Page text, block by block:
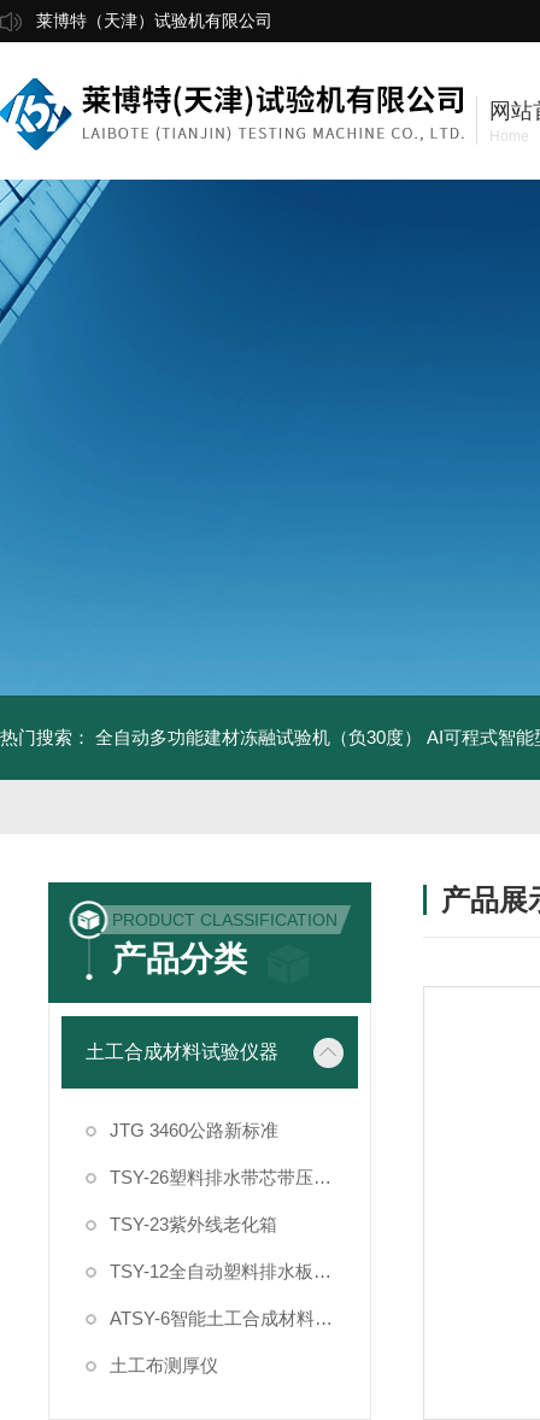
莱博特（天津）试验机有限公司
网站
Home
热门搜索： 全自动多功能建材冻融试验机（负30度） AI可程式智能
PRODUCT CLASSIFICATION
产品分类
土工合成材料试验仪器
JTG 3460公路新标准
TSY-26塑料排水带芯带压屈强度试验机
TSY-23紫外线老化箱
TSY-12全自动塑料排水板纵向通水量测定仪
ATSY-6智能土工合成材料制样系统
土工布测厚仪
产品展